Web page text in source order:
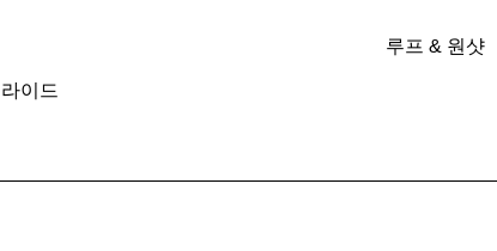
루프 & 원샷
라이드